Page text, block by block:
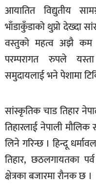
अन्तरबार्ता
अर्थ
खेलकुद
भिडियो
अन्य
समाज
शिक्षा
आयातित विद्युतीय
भाँडाकुँडाको थुप्रो देख्दा
वस्तुको महत्व अझै
परम्परागत रुपले
समुदायलाई भने पेशामा
सांस्कृतिक चाड तिहार
तिहारलाई नेपाली
लिने गरिन्छ । हिन्दू
तिहार, छठलगायतका
क्षेत्रका बजारमा रौनक छ ।